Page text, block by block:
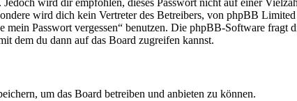
wird dich kein Vertreter des Betreibers, von phpBB
Passwort vergessen“ benutzen. Die phpBB-Software fragt
dem du dann auf das Board zugreifen kannst.
um das Board betreiben und anbieten zu können.